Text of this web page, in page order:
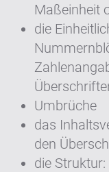
Maßeinheit
die
Umbrüche
das
den
die